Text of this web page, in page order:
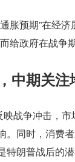
胀预期”在经
给政府在战争
中期关注
战争冲击，
。同时，消费
朗普战后的潜